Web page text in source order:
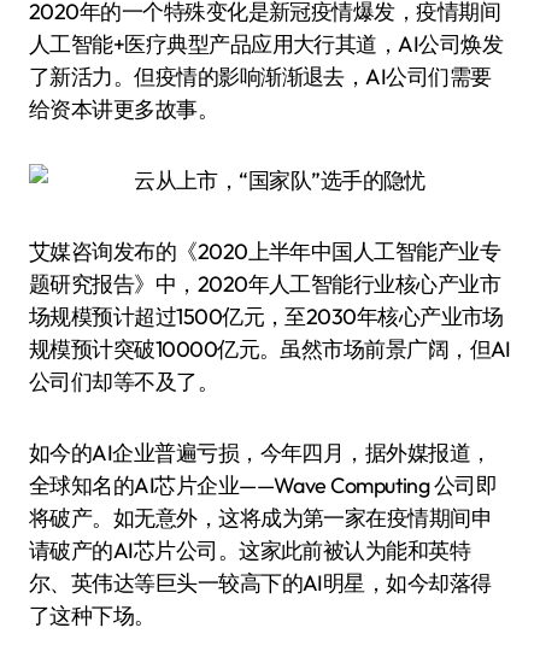
2020年的一个特殊变化是新冠疫情爆发，疫情期间
人工智能+医疗典型产品应用大行其道，AI公司焕发
了新活力。但疫情的影响渐渐退去，AI公司们需要
给资本讲更多故事。
艾媒咨询发布的《2020上半年中国人工智能产业专
题研究报告》中，2020年人工智能行业核心产业市
场规模预计超过1500亿元，至2030年核心产业市场
规模预计突破10000亿元。虽然市场前景广阔，但AI
公司们却等不及了。
如今的AI企业普遍亏损，今年四月，据外媒报道，
全球知名的AI芯片企业——Wave Computing 公司即
将破产。如无意外，这将成为第一家在疫情期间申
请破产的AI芯片公司。这家此前被认为能和英特
尔、英伟达等巨头一较高下的AI明星，如今却落得
了这种下场。